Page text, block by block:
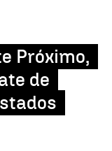
Próximo,
de